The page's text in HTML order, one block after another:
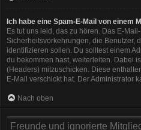
Ich habe eine Spam-E-Mail von einem
Es tut uns leid, das zu hören. Das E-
Sicherheitsvorkehrungen, die Benutzer,
identifizieren sollen. Du solltest einem
du bekommen hast, weiterleiten. Dabei
(Headers) mitzuschicken. Diese
E-Mail verschickt hat. Der Administrator
Nach oben
Freunde und ignorierte